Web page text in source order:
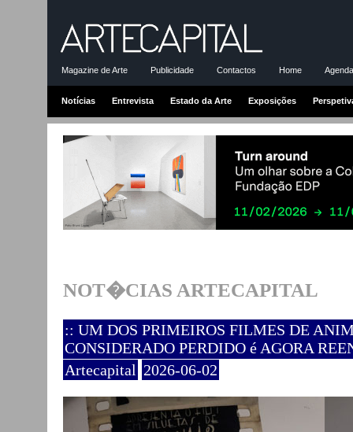
Magazine de Arte Publicidade Contactos Home
Notícias Entrevista Estado da Arte Exposições
NOT�CIAS ARTECAPITAL
:: UM DOS PRIMEIROS FILMES DE
CONSIDERADO PERDIDO é AGORA
Artecapital 2026-06-02